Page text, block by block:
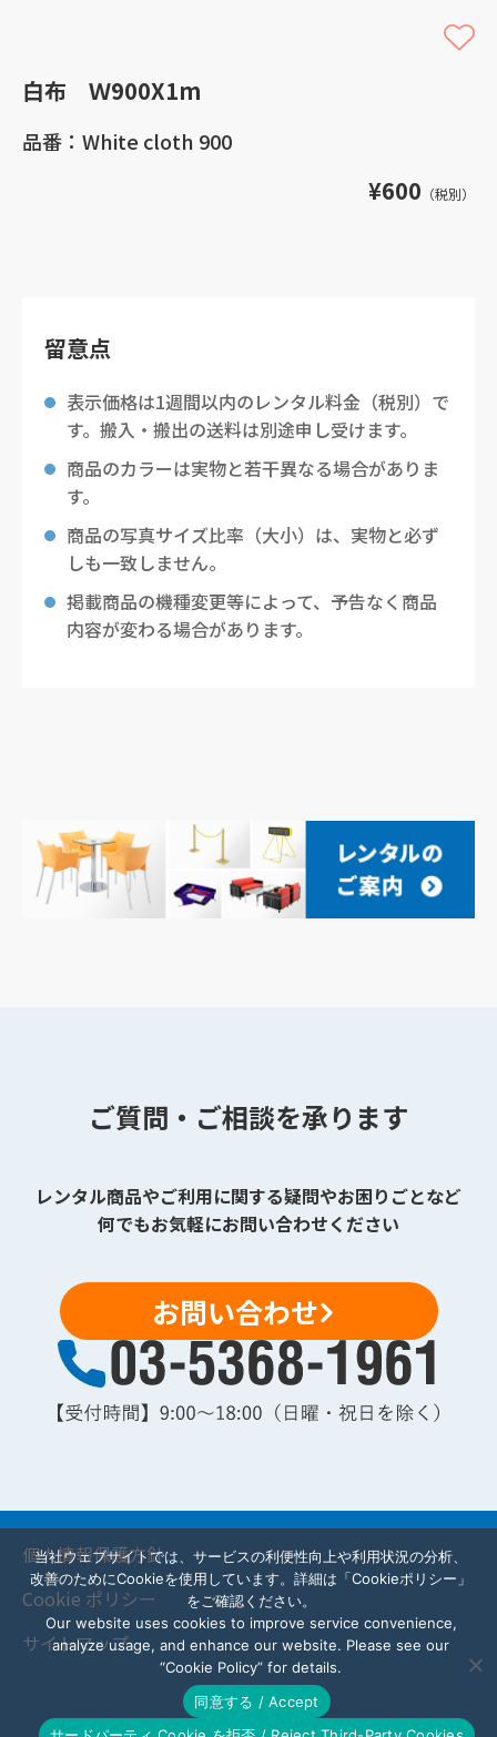
白布 Ｗ900X1m
品番：White cloth 900
¥600 （税別）
留意点
表示価格は1週間以内のレンタル料金（税別）で
す。搬入・搬出の送料は別途申し受けます。
商品のカラーは実物と若干異なる場合がありま
す。
商品の写真サイズ比率（大小）は、実物と必ず
しも一致しません。
掲載商品の機種変更等によって、予告なく商品
内容が変わる場合があります。
ご質問・ご相談を承ります
レンタル商品やご利用に関する疑問やお困りごとなど
何でもお気軽にお問い合わせください
お問い合わせ
個人情報保護方針
Cookie ポリシー
サイトマップ
当社ウェブサイトでは、サービスの利便性向上や利用状況の分析、
改善のためにCookieを使用しています。詳細は「Cookieポリシー」
をご確認ください。
Our website uses cookies to improve service convenience,
analyze usage, and enhance our website. Please see our
“Cookie Policy” for details.
同意する / Accept